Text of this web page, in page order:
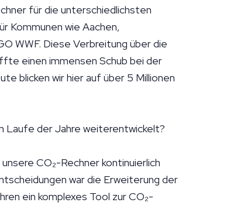
für die unterschiedlichsten
Kommunen wie Aachen,
WWF. Diese Verbreitung über die
einen immensen Schub bei der
blicken wir hier auf über 5 Millionen
Laufe der Jahre weiterentwickelt?
unsere CO₂-Rechner kontinuierlich
war die Erweiterung der
ein komplexes Tool zur CO₂-